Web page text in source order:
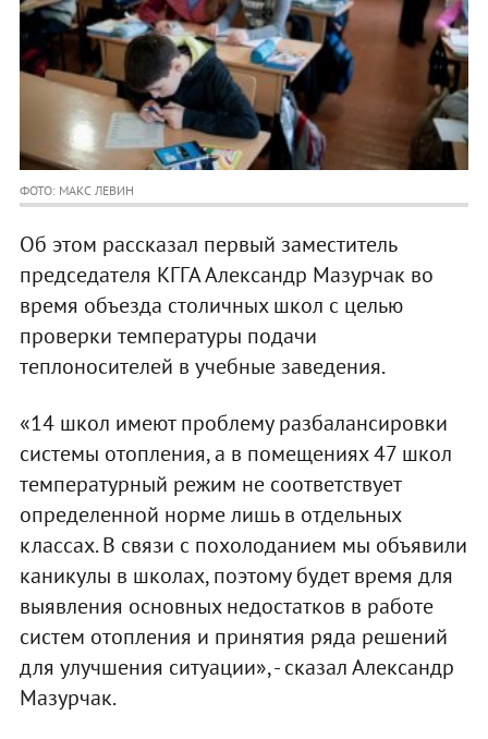
ФОТО: МАКС ЛЕВИН
Об этом рассказал первый заместитель
председателя КГГА Александр Мазурчак во
время объезда столичных школ с целью
проверки температуры подачи
теплоносителей в учебные заведения.
«14 школ имеют проблему разбалансировки
системы отопления, а в помещениях 47 школ
температурный режим не соответствует
определенной норме лишь в отдельных
классах. В связи с похолоданием мы объявили
каникулы в школах, поэтому будет время для
выявления основных недостатков в работе
систем отопления и принятия ряда решений
для улучшения ситуации», - сказал Александр
Мазурчак.